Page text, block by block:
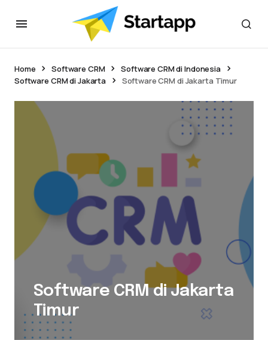
Home Software CRM
Software CRM di Indonesia
Software CRM di Jakarta
Software CRM di Jakarta Timur
Software CRM di Jakarta
Timur